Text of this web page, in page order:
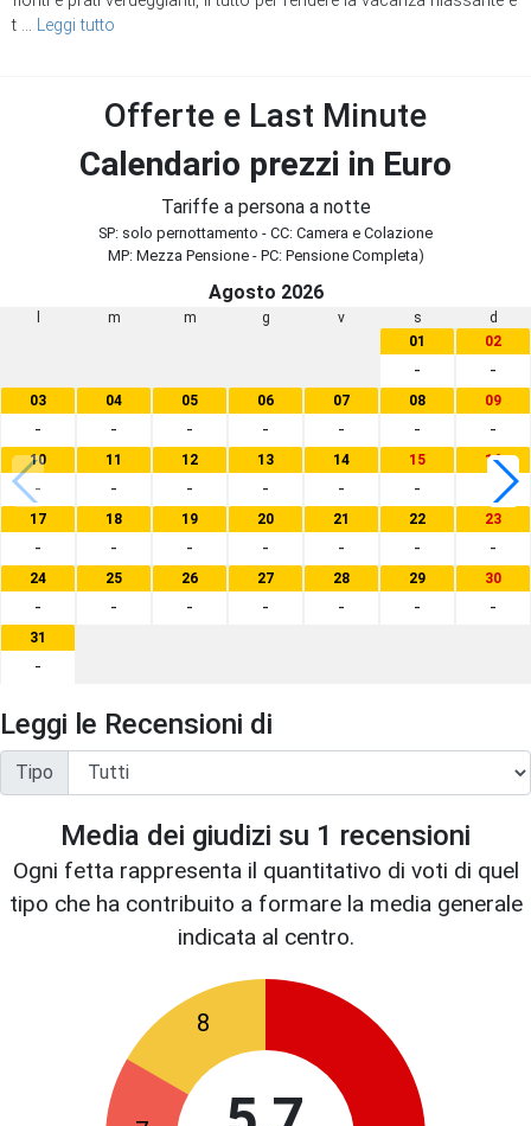
t ... Leggi tutto
Offerte e Last Minute
Calendario prezzi in Euro
Tariffe a persona a notte
SP: solo pernottamento - CC: Camera e Colazione
MP: Mezza Pensione - PC: Pensione Completa)
Agosto 2026
m m g v s
d
01
-
02
-
03
-
04
-
05
-
06
-
07
-
08
-
09
-
10
-
11
-
12
-
13
-
14
-
15
-
16
17
-
18
-
19
-
20
-
21
-
22
-
23
-
24
-
25
-
26
-
27
-
28
-
29
-
30
-
31
-
Leggi le Recensioni di
Tipo
Media dei giudizi su 1 recensioni
Ogni fetta rappresenta il quantitativo di voti di quel
tipo che ha contribuito a formare la media generale
indicata al centro.
8